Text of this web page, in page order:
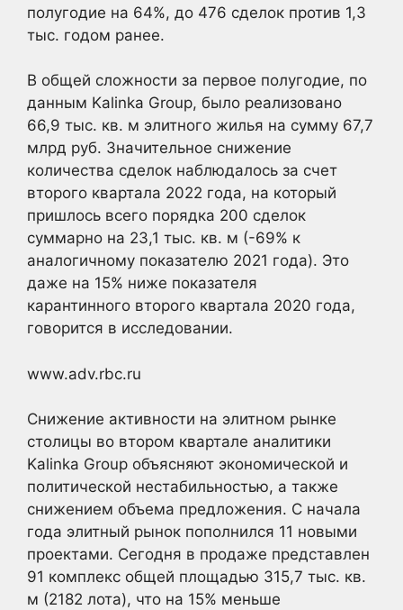
полугодие на 64%, до 476 сделок против 1,3
тыс. годом ранее.
В общей сложности за первое полугодие, по
данным Kalinka Group, было реализовано
66,9 тыс. кв. м элитного жилья на сумму 67,7
млрд руб. Значительное снижение
количества сделок наблюдалось за счет
второго квартала 2022 года, на который
пришлось всего порядка 200 сделок
суммарно на 23,1 тыс. кв. м (-69% к
аналогичному показателю 2021 года). Это
даже на 15% ниже показателя
карантинного второго квартала 2020 года,
говорится в исследовании.
www.adv.rbc.ru
Снижение активности на элитном рынке
столицы во втором квартале аналитики
Kalinka Group объясняют экономической и
политической нестабильностью, а также
снижением объема предложения. С начала
года элитный рынок пополнился 11 новыми
проектами. Сегодня в продаже представлен
91 комплекс общей площадью 315,7 тыс. кв.
м (2182 лота), что на 15% меньше